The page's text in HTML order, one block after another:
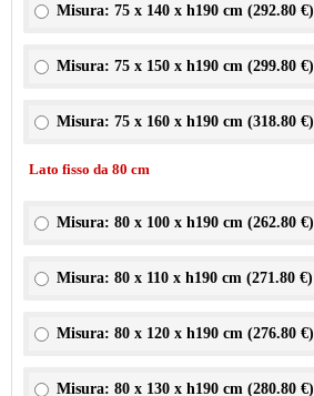
Misura: 75 x 140 x h190 cm (292.80 €)
Misura: 75 x 150 x h190 cm (299.80 €)
Misura: 75 x 160 x h190 cm (318.80 €)
Lato fisso da 80 cm
Misura: 80 x 100 x h190 cm (262.80 €)
Misura: 80 x 110 x h190 cm (271.80 €)
Misura: 80 x 120 x h190 cm (276.80 €)
Misura: 80 x 130 x h190 cm (280.80 €)